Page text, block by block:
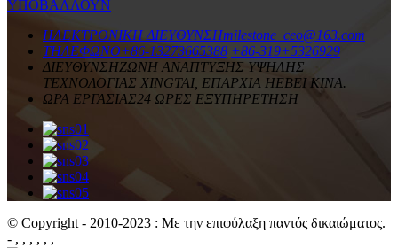
ΥΠΟΒΑΛΛΟΥΝ
ΗΛΕΚΤΡΟΝΙΚΗ ΔΙΕΥΘΥΝΣΗmilestone_ceo@163.com
ΤΗΛΕΦΩΝΟ+86-13273665388 +86-319+5326929
ΔΙΕΥΘΥΝΣΗΖΩΝΗ ΑΝΑΠΤΥΞΗΣ ΥΨΗΛΗΣ
ΤΕΧΝΟΛΟΓΙΑΣ XINGTAI, ΕΠΑΡΧΙΑ HEBEI ΚΙΝΑ.
ΩΡΑ ΕΡΓΑΣΙΑΣ24 ΩΡΕΣ ΕΞΥΠΗΡΕΤΗΣΗ
© Copyright - 2010-2023 : Με την επιφύλαξη παντός δικαιώματος.
- , , , , , ,